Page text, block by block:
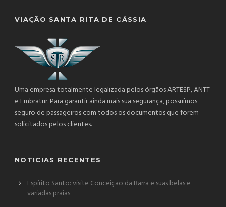
VIAÇÃO SANTA RITA DE CÁSSIA
Uma empresa totalmente legalizada pelos órgãos ARTESP, ANTT
e Embratur. Para garantir ainda mais sua segurança, possuímos
seguro de passageiros com todos os documentos que forem
solicitados pelos clientes.
NOTICIAS RECENTES
Espírito Santo: visite Conceição da Barra e suas belas e
variadas praias